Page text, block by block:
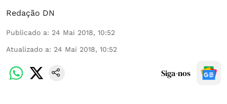
Redação DN
Publicado a: 24 Mai 2018, 10:52
Atualizado a: 24 Mai 2018, 10:52
Siga-nos